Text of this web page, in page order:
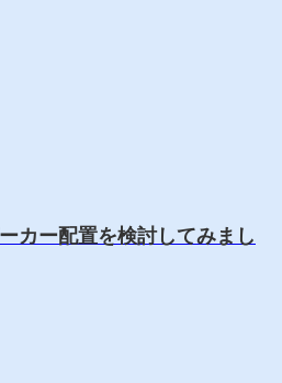
カー配置を検討してみまし